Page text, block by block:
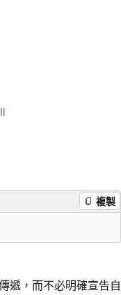
複製
遞，而不必明確宣告自